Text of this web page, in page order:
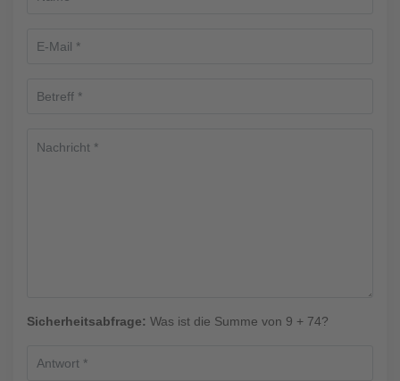
Sicherheitsabfrage: Was ist die Summe von 9 + 74?